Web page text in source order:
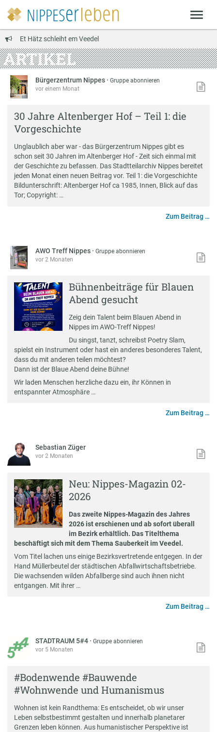
Et Hätz schleiht em Veedel
ARTIKEL
Bürgerzentrum Nippes ·Gruppe abonnieren
vor einem Monat
30 Jahre Altenberger Hof – Teil 1: die
Vorgeschichte
Unglaublich aber war - das Bürgerzentrum Nippes gibt es
schon seit 30 Jahren im Altenberger Hof - Zeit sich einmal mit
der Geschichte zu befassen. Das Stadtteilarchiv Nippes bereitet
jeden Monat einen neuen Beitrag vor. Teil 1: die Vorgeschichte
Bildunterschrift: Altenberger Hof ca 1985, Innen, Blick auf das
Tor; Copyright: …
Zum Beitrag …
AWO Treff Nippes ·Gruppe abonnieren
vor 2 Monaten
Bühnenbeiträge für Blauen
Abend gesucht
Zeig dein Talent beim Blauen Abend in
Nippes im AWO-Treff Nippes!
Du singst, tanzt, schreibst Poetry Slam,
spielst ein Instrument oder hast ein anderes besonderes Talent,
dass du mit anderen teilen möchtest?
Dann ist der Blaue Abend deine Bühne!
Wir laden Menschen herzliche dazu ein, ihr Können in
entspannter Atmosphäre …
Zum Beitrag …
Sebastian Züger
vor 2 Monaten
Neu: Nippes-Magazin 02-
2026
Das zweite Nippes-Magazin des Jahres
2026 ist erschienen und ab sofort überall
im Bezirk erhältlich. Das Titelthema
beschäftigt sich mit dem Thema Sauberkeit im Veedel.
Vom Titel lachen uns einige Bezirksvertretende entgegen. In der
Hand Müllerbeutel der städtischen Abfallwirtschaftsbetriebe.
Die wachsenden wilden Abfallberge sind auch ihnen nicht
entgangen. Mit ihrer …
Zum Beitrag …
STADTRAUM 5#4 ·Gruppe abonnieren
vor 5 Monaten
#Bodenwende #Bauwende
#Wohnwende und Humanismus
Wohnen ist kein Randthema: Es entscheidet, ob wir unser
Leben selbstbestimmt gestalten und innerhalb planetarer
Grenzen leben können. Aus humanistischer Perspektive ist